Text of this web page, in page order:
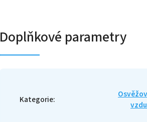
Doplňkové parametry
Kategorie: